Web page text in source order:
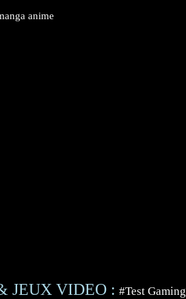
JEUX VIDEO : #Test Gaming